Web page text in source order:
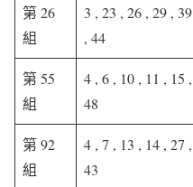
第 26
組
3 , 23 , 26 , 29 , 39
, 44
第 55
組
4 , 6 , 10 , 11 , 15 ,
48
第 92
組
4 , 7 , 13 , 14 , 27 ,
43